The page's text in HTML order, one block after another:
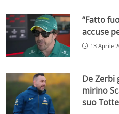
“Fatto
accuse
13 Aprile
De Zerbi
mirino
suo